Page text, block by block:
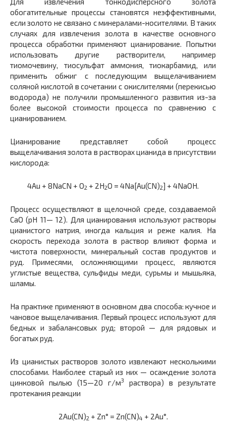
обогатительные процессы становятся неэффективными,
если золото не связано с минералами-носителями. В таких
случаях для извлечения золота в качестве основного
процесса обработки применяют цианирование. Попытки
использовать другие растворители, например
тиомочевину, тиосульфат аммония, тиокарбамид, или
применить обжиг с последующим выщелачиванием
соляной кислотой в сочетании с окислителями (перекисью
водорода) не получили промышленного развития из-за
более высокой стоимости процесса по сравнению с
цианированием.
Цианирование представляет собой процесс
выщелачивания золота в растворах цианида в присутствии
кислорода:
4Au + 8NaCN + O2 + 2H2O = 4Na[Au(CN)2] + 4NaOH.
Процесс осуществляют в щелочной среде, создаваемой
СаО (pH 11— 12). Для цианирования используют растворы
цианистого натрия, иногда кальция и реже калия. На
скорость перехода золота в раствор влияют форма и
чистота поверхности, минеральный состав продуктов и
руд. Примесями, осложняющими процесс, являются
углистые вещества, сульфиды меди, сурьмы и мышьяка,
шламы.
На практике применяют в основном два способа: кучное и
чановое выщелачивания. Первый процесс используют для
бедных и забалансовых руд; второй — для рядовых и
богатых руд.
Из цианистых растворов золото извлекают несколькими
способами. Наиболее старый из них — осаждение золота
цинковой пылью (15—20 г/м3
раствора) в результате
протекания реакции
2Au(CN)2 + Zn° = Zn(CN)4 + 2Au°.